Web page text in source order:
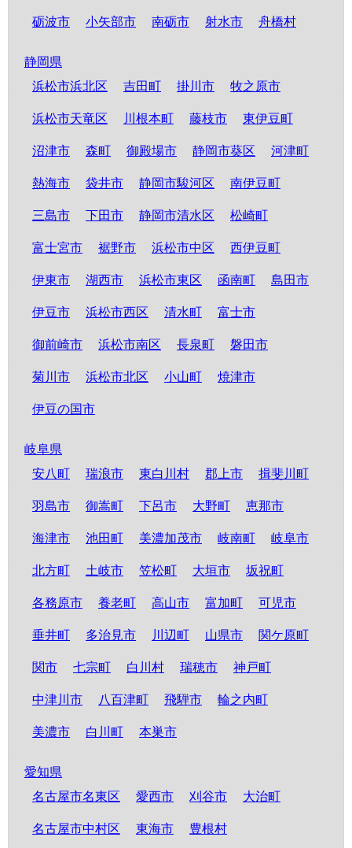
砺波市 小矢部市 南砺市 射水市 舟橋村
静岡県
浜松市浜北区
吉田町 掛川市 牧之原市
浜松市天竜区 川根本町 藤枝市 東伊豆町
沼津市 森町 御殿場市 静岡市葵区 河津町
熱海市 袋井市 静岡市駿河区 南伊豆町
三島市 下田市 静岡市清水区 松崎町
富士宮市 裾野市 浜松市中区 西伊豆町
伊東市 湖西市 浜松市東区 函南町 島田市
伊豆市 浜松市西区 清水町 富士市
御前崎市 浜松市南区 長泉町 磐田市
菊川市 浜松市北区 小山町 焼津市
伊豆の国市
岐阜県
安八町
瑞浪市 東白川村 郡上市 揖斐川町
羽島市 御嵩町 下呂市 大野町 恵那市
海津市 池田町 美濃加茂市 岐南町 岐阜市
北方町 土岐市 笠松町 大垣市 坂祝町
各務原市 養老町 高山市 富加町 可児市
垂井町 多治見市 川辺町 山県市 関ケ原町
関市 七宗町 白川村 瑞穂市 神戸町
中津川市 八百津町 飛騨市 輪之内町
美濃市 白川町 本巣市
愛知県
名古屋市名東区
愛西市 刈谷市 大治町
名古屋市中村区 東海市 豊根村